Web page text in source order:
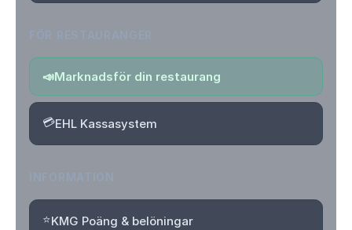
📣Marknadsför din restaurang
💳EHL Kassasystem
⭐KMG Poäng & belöningar